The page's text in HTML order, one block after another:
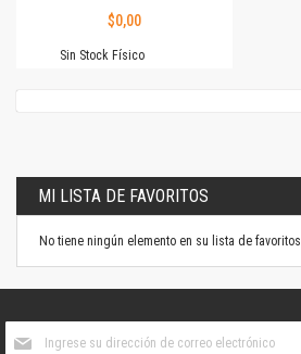
$0,00
Sin Stock Físico
MI LISTA DE FAVORITOS
No tiene ningún elemento en su lista de favoritos.